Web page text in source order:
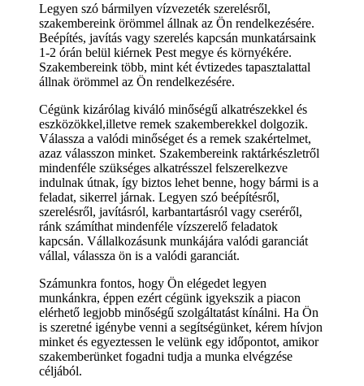
Legyen szó bármilyen vízvezeték szerelésről,
szakembereink örömmel állnak az Ön rendelkezésére.
Beépítés, javítás vagy szerelés kapcsán munkatársaink
1-2 órán belül kiérnek Pest megye és környékére.
Szakembereink több, mint két évtizedes tapasztalattal
állnak örömmel az Ön rendelkezésére.
Cégünk kizárólag kiváló minőségű alkatrészekkel és
eszközökkel,illetve remek szakemberekkel dolgozik.
Válassza a valódi minőséget és a remek szakértelmet,
azaz válasszon minket. Szakembereink raktárkészletről
mindenféle szükséges alkatrésszel felszerelkezve
indulnak útnak, így biztos lehet benne, hogy bármi is a
feladat, sikerrel járnak. Legyen szó beépítésről,
szerelésről, javításról, karbantartásról vagy cseréről,
ránk számíthat mindenféle vízszerelő feladatok
kapcsán. Vállalkozásunk munkájára valódi garanciát
vállal, válassza ön is a valódi garanciát.
Számunkra fontos, hogy Ön elégedet legyen
munkánkra, éppen ezért cégünk igyekszik a piacon
elérhető legjobb minőségű szolgáltatást kínálni. Ha Ön
is szeretné igénybe venni a segítségünket, kérem hívjon
minket és egyeztessen le velünk egy időpontot, amikor
szakemberünket fogadni tudja a munka elvégzése
céljából.